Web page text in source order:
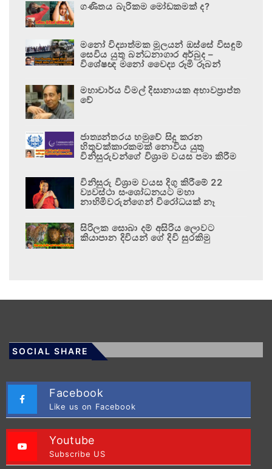
ගණිතය බැරිකම මෝඩකමක් ද?
මනෝ විද්‍යාත්මක මූලයන් ඔස්සේ විසඳුම්
සෙවිය යුතු බන්ධනාගාර අර්බුද –
විශේෂඥ මනෝ වෛද්‍ය රූමි රූබන්
මහාචාර්ය විමල් දිසානායක අභාවප්‍රාප්ත
වේ
ජාත්‍යන්තරය හමුවේ සිදු කරන
හිතුවක්කාරකමක් නොවිය යුතු
විනිසුරුවන්ගේ විශ්‍රාම වයස පමා කිරීම
විනිසුරු විශ්‍රාම වයස දිගු කිරීමේ 22
ව්‍යවස්ථා සංශෝධනයට මහා
නාහිමිවරුන්ගෙන් විරෝධයක් නෑ
සිරිලක සොබා දම් අසිරිය ලොවට
කියාපාන දිවියන් ගේ දිවි සුරකිමු
SOCIAL SHARE
Facebook
Like us on Facebook
Youtube
Subscribe US